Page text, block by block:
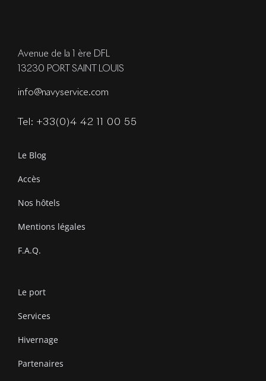
Avenue de la 1 ère DFL
13230 PORT SAINT LOUIS
info@navyservice.com
Tel: +33(0)4 42 11 00 55
Le Blog
Accès
Nos hôtels
Mentions légales
F.A.Q.
Le port
Services
Hivernage
Partenaires